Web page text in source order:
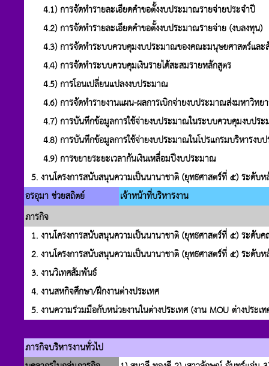
4.1) การจัดทำรายละเอียดคำขอตั้งงบประมาณรายจ่ายประจำปี
4.2) การจัดทำรายละเอียดคำขอตั้งงบประมาณรายจ่าย (งบลงทุน)
4.3) การจัดทำระบบควบคุมงบประมาณของคณะมนุษยศาสตร์และ
4.4) การจัดทำระบบควบคุมเงินรายได้สะสมรายหลักสูตร
4.5) การโอนเปลี่ยนแปลงงบประมาณ
4.6) การจัดทำรายงานแผน-ผลการเบิกจ่ายงบประมาณส่งมหาวิท
4.7) การบันทึกข้อมูลการใช้จ่ายงบประมาณในระบบควบคุมงบปร
4.8) การบันทึกข้อมูลการใช้จ่ายงบประมาณในโปรแกรมบริหารงบ
4.9) การขยายระยะเวลากันเงินเหลื่อมปีงบประมาณ
5. งานโครงการสนับสนุนความเป็นนานาชาติ (ยุทธศาสตร์ที่ ๕) ระดับ
อรอุมา ช่วยสถิตย์
เจ้าหน้าที่บริหารงาน
ภารกิจ
1. งานโครงการสนับสนุนความเป็นนานาชาติ (ยุทธศาสตร์ที่ ๕) ระดับ
2. งานโครงการสนับสนุนความเป็นนานาชาติ (ยุทธศาสตร์ที่ ๕) ระดับ
3. งานวิเทศสัมพันธ์
4. งานสหกิจศึกษา/ฝึกงานต่างประเทศ
5. งานความร่วมมือกับหน่วยงานในต่างประเทศ (งาน MOU ต่างประเ
ภารกิจบริหารงานทั่วไป